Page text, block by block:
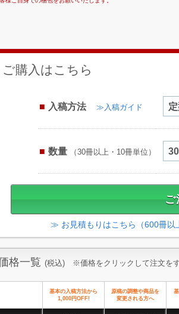
ご購入はこちら
入稿方法 ≫入稿ガイド
数量 （30冊以上・10冊単位）
≫ お見積もりはこちら（600冊以
格一覧 (税込) ※価格をクリックして注文をす
基本の入稿方法から
1,000円OFF!
原稿の調整や商品を
変更される方へ